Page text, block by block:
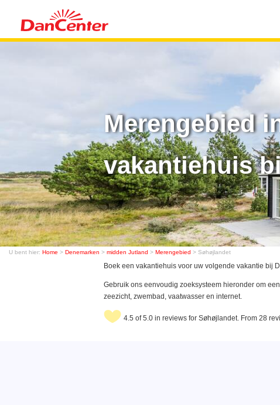
Merengebied
vakantiehuis
U bent hier: Home > Denemarken > midden Jutland > Merengebied > Søhøjlandet
Boek een vakantiehuis voor uw volgende vakantie bij
Gebruik ons eenvoudig zoeksysteem hieronder om
zeezicht, zwembad, vaatwasser en internet.
4.5 of 5.0 in reviews for Søhøjlandet. From 28